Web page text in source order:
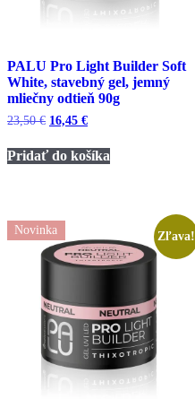
PALU Pro Light Builder Soft
White, stavebný gel, jemný
mliečny odtieň 90g
23,50€ Pôvodná
bola:
23,50 €.
16,45 €Aktuálna
je:
16,45 €.
Pridať do košíka
Zľava!
Novinka